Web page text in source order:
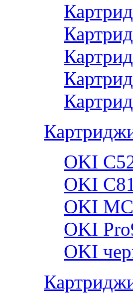
OKI
OKI
OKI
OKI
OKI